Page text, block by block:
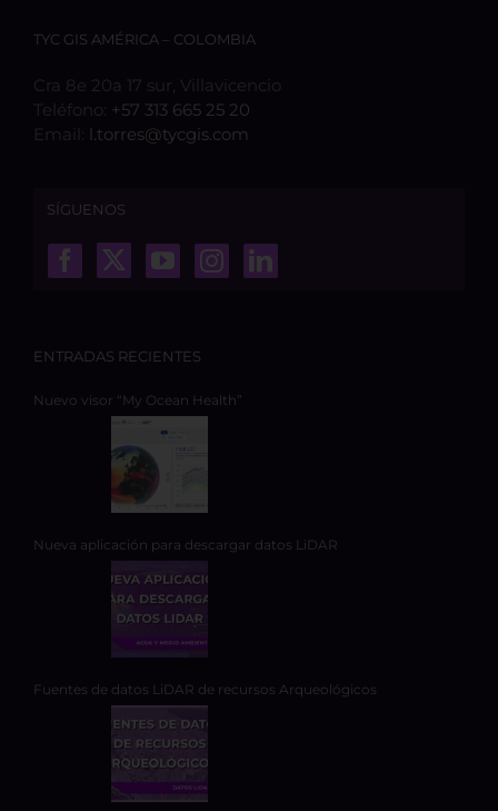
TYC GIS AMÉRICA – COLOMBIA
Cra 8e 20a 17 sur, Villavicencio
Teléfono: +57 313 665 25 20
Email: l.torres@tycgis.com
SÍGUENOS
ENTRADAS RECIENTES
Nuevo visor “My Ocean Health”
Nueva aplicación para descargar datos LiDAR
Fuentes de datos LiDAR de recursos Arqueológicos